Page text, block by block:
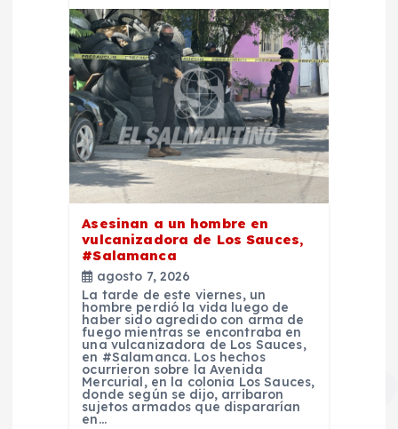
Asesinan a un hombre en
vulcanizadora de Los Sauces,
#Salamanca
agosto 7, 2026
La tarde de este viernes, un
hombre perdió la vida luego de
haber sido agredido con arma de
fuego mientras se encontraba en
una vulcanizadora de Los Sauces,
en #Salamanca. Los hechos
ocurrieron sobre la Avenida
Mercurial, en la colonia Los Sauces,
donde según se dijo, arribaron
sujetos armados que dispararían
en…